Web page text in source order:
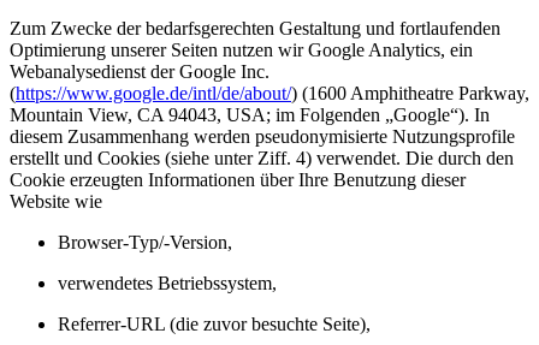
Zum Zwecke der bedarfsgerechten Gestaltung und fortlaufenden
Optimierung unserer Seiten nutzen wir Google Analytics, ein
Webanalysedienst der Google Inc.
(https://www.google.de/intl/de/about/) (1600 Amphitheatre Parkway,
Mountain View, CA 94043, USA; im Folgenden „Google“). In
diesem Zusammenhang werden pseudonymisierte Nutzungsprofile
erstellt und Cookies (siehe unter Ziff. 4) verwendet. Die durch den
Cookie erzeugten Informationen über Ihre Benutzung dieser
Website wie
Browser-Typ/-Version,
verwendetes Betriebssystem,
Referrer-URL (die zuvor besuchte Seite),